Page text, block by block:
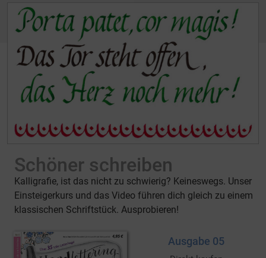
Schöner schreiben
Kalligrafie, ist das nicht zu schwierig? Keineswegs. Unser
Einsteigerkurs und das Video führen dich gleich zu einem
klassischen Schriftstück. Ausprobieren!
Ausgabe 05